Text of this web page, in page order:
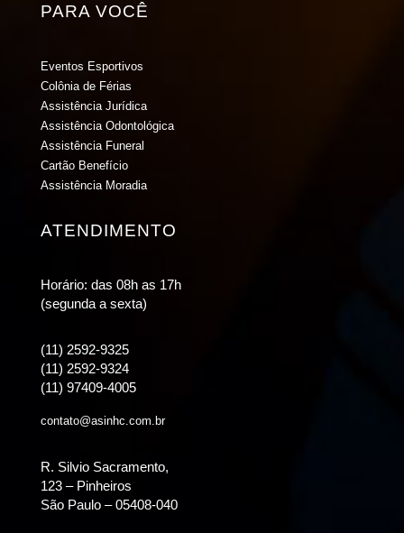
PARA VOCÊ
Eventos Esportivos
Colônia de Férias
Assistência Jurídica
Assistência Odontológica
Assistência Funeral
Cartão Benefício
Assistência Moradia
ATENDIMENTO
Horário: das 08h as 17h
(segunda a sexta)
(11) 2592-9325
(11) 2592-9324
(11) 97409-4005
contato@asinhc.com.br
R. Silvio Sacramento,
123 – Pinheiros
São Paulo – 05408-040